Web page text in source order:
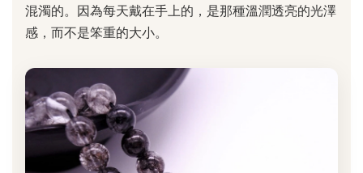
混濁的。因為每天戴在手上的，是那種溫潤透亮的光澤
感，而不是笨重的大小。